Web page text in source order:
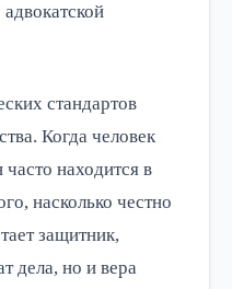
стандартов
Когда человек
находится в
насколько честно
защитник,
дела, но и вера